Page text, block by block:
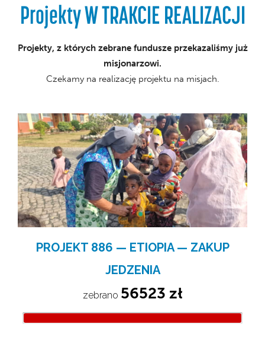
Projekty W TRAKCIE REALIZACJI
Projekty, z których zebrane fundusze przekazaliśmy już
misjonarzowi.
Czekamy na realizację projektu na misjach.
PROJEKT 886 — ETIOPIA — ZAKUP
JEDZENIA
zebrano 56523 zł